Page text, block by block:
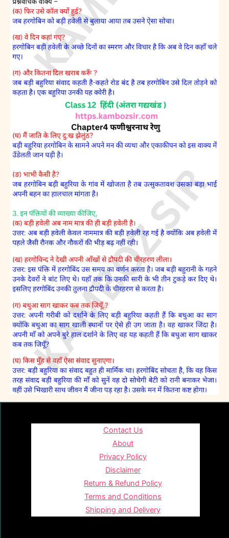
Contact Us
About
Privacy Policy
Disclaimer
Return & Refund Policy
Terms and Conditions
Shipping and Delivery